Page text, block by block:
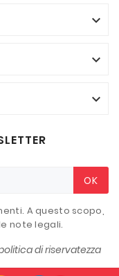



OK
A questo scopo,
note legali.
di riservatezza